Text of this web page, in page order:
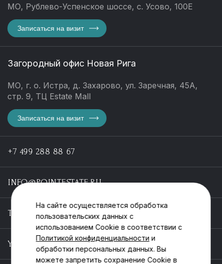
МО, Рублево-Успенское шоссе, с. Усово, 100Е
Записаться на визит
Загородный офис Новая Рига
МО, г. о. Истра, д. Захарово, ул. Заречная, 45А,
стр. 9, ТЦ Estate Mall
Записаться на визит
+7 499 288 88 67
INFO@POINTESTATE.RU
TELEGRAM
YOUTUBE
На сайте осуществляется обработка
пользовательских данных с
использованием Cookie в соответствии с
Политикой конфиденциальности и
обработки персональных данных. Вы
можете запретить сохранение Cookie в